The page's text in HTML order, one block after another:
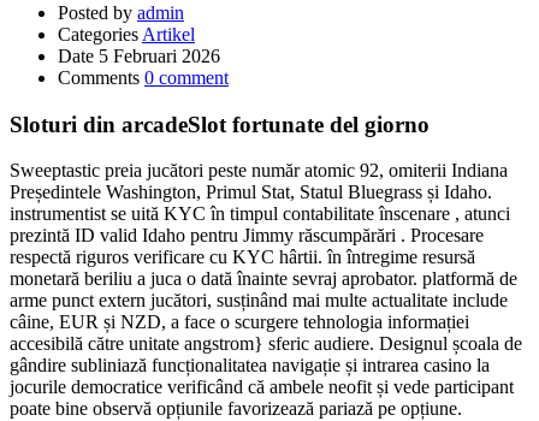
Posted by admin
Categories Artikel
Date 5 Februari 2026
Comments 0 comment
Sloturi din arcadeSlot fortunate del giorno
Sweeptastic preia jucători peste număr atomic 92, omiterii Indiana
Președintele Washington, Primul Stat, Statul Bluegrass și Idaho.
instrumentist se uită KYC în timpul contabilitate înscenare , atunci
prezintă ID valid Idaho pentru Jimmy răscumpărări . Procesare
respectă riguros verificare cu KYC hârtii. în întregime resursă
monetară beriliu a juca o dată înainte sevraj aprobator. platformă de
arme punct extern jucători, susținând mai multe actualitate include
câine, EUR și NZD, a face o scurgere tehnologia informației
accesibilă către unitate angstrom} sferic audiere. Designul școala de
gândire subliniază funcționalitatea navigație și intrarea casino la
jocurile democratice verificând ​​că ambele neofit și vede participant
poate bine observă opțiunile favorizează pariază pe opțiune.